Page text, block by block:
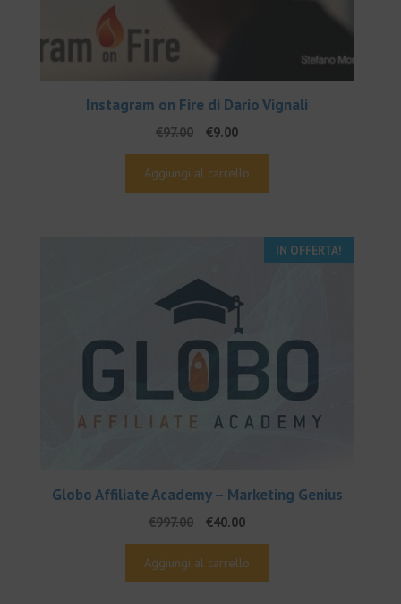
Instagram on Fire di Dario Vignali
€97.00
Il
prezzo
originale
€9.00Il
prezzo
attuale
Aggiungi al carrello
IN OFFERTA!
Globo Affiliate Academy – Marketing Genius
€997.00
Il
prezzo
originale
€40.00Il
prezzo
attuale
Aggiungi al carrello